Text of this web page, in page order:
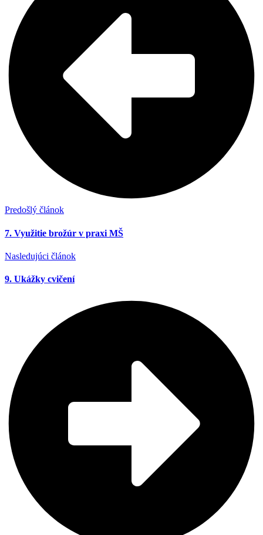
Predošlý článok
7. Využitie brožúr v praxi MŠ
Nasledujúci článok
9. Ukážky cvičení